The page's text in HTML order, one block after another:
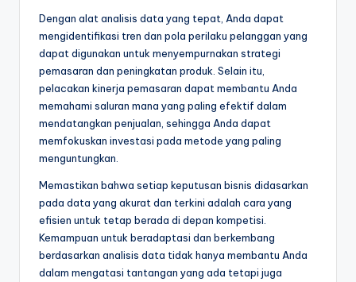
Dengan alat analisis data yang tepat, Anda dapat
mengidentifikasi tren dan pola perilaku pelanggan yang
dapat digunakan untuk menyempurnakan strategi
pemasaran dan peningkatan produk. Selain itu,
pelacakan kinerja pemasaran dapat membantu Anda
memahami saluran mana yang paling efektif dalam
mendatangkan penjualan, sehingga Anda dapat
memfokuskan investasi pada metode yang paling
menguntungkan.
Memastikan bahwa setiap keputusan bisnis didasarkan
pada data yang akurat dan terkini adalah cara yang
efisien untuk tetap berada di depan kompetisi.
Kemampuan untuk beradaptasi dan berkembang
berdasarkan analisis data tidak hanya membantu Anda
dalam mengatasi tantangan yang ada tetapi juga